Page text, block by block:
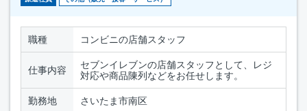
職種 コンビニの店舗スタッフ
仕事内容
セブンイレブンの店舗スタッフとして、レジ
対応や商品陳列などをお任せします。
勤務地 さいたま市南区